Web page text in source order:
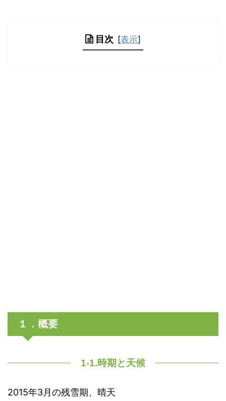
目次 [表示]
１．概要
1-1.時期と天候
2015年3月の残雪期、晴天